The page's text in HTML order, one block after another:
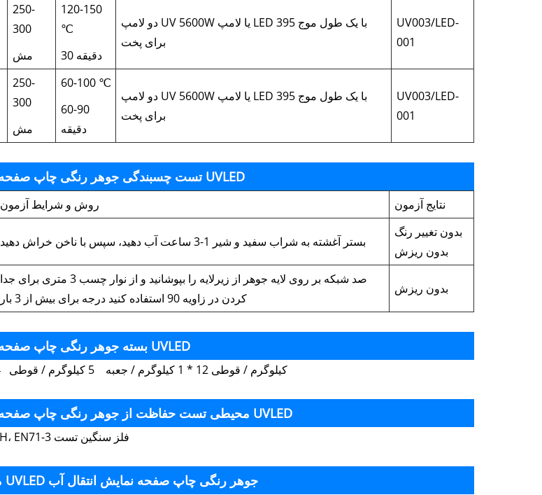
250-
300
مش
120-150
℃
30 دقیقه
دو لامپ UV 5600W یا لامپ LED با یک طول موج 395
برای پخت
UV003/LED-
001
250-
300
مش
60-100 ℃
60-90
دقیقه
دو لامپ UV 5600W یا لامپ LED با یک طول موج 395
برای پخت
UV003/LED-
001
تست چسبندگی جوهر رنگی چاپ صفحه نمایش انتقال آب UVLED
روش و شرایط آزمون نتایج آزمون
بستر آغشته به شراب سفید و شیر 1-3 ساعت آب دهید، سپس با ناخن خراش دهید
بدون تغییر رنگ
بدون ریزش
صد شبکه بر روی لایه جوهر از زیرلایه را بپوشانید و از نوار چسب 3 متری برای جدا
کردن در زاویه 90 استفاده کنید درجه برای بیش از 3 بار
بدون ریزش
بسته جوهر رنگی چاپ صفحه نمایش انتقال آب UVLED
1 کیلوگرم / قوطی 12 * 1 کیلوگرم / جعبه 5 کیلوگرم / قوطی 4 * 5 کیلوگرم / جعبه
محیطی تست حفاظت از جوهر رنگی چاپ صفحه نمایش انتقال آب UVLED
پاس EU ROHS، REACH، EN71-3 فلز سنگین تست
موارد احتیاط برای UVLED جوهر رنگی چاپ صفحه نمایش انتقال آب